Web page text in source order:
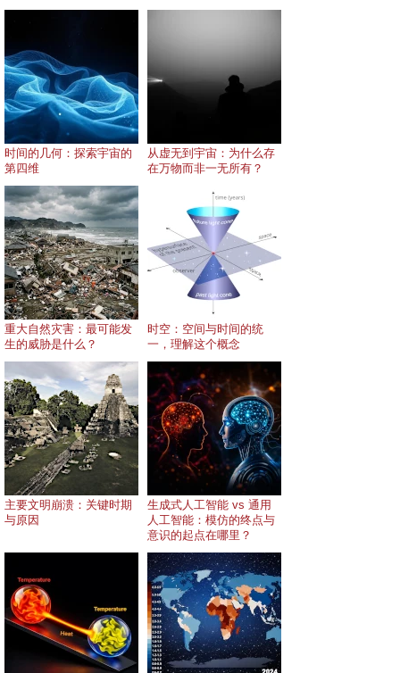
时间的几何：探索宇宙的
第四维
从虚无到宇宙：为什么存
在万物而非一无所有？
重大自然灾害：最可能发
生的威胁是什么？
时空：空间与时间的统
一，理解这个概念
主要文明崩溃：关键时期
与原因
生成式人工智能 vs 通用
人工智能：模仿的终点与
意识的起点在哪里？